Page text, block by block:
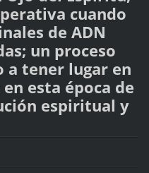
cuando
de ADN
un proceso
a tener lugar en
esta época de
espiritual y